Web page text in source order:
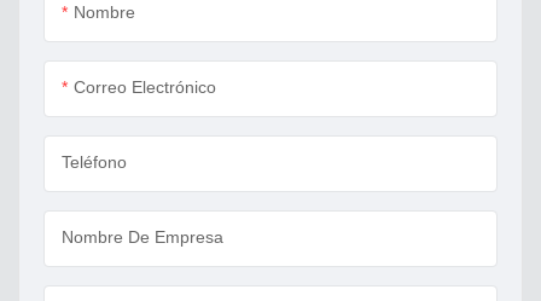
Nombre
Correo Electrónico
Teléfono
Nombre De Empresa